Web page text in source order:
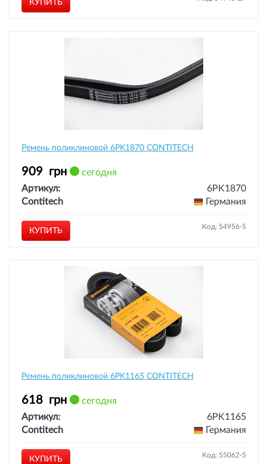
КУПИТЬ
Ремень поликлиновой 6PK1870 CONTITECH
909 грн
сегодня
Артикул:
6PK1870
Contitech
Германия
КУПИТЬ Код: 54956-5
Ремень поликлиновой 6PK1165 CONTITECH
618 грн
сегодня
Артикул:
6PK1165
Contitech
Германия
КУПИТЬ Код: 55062-5